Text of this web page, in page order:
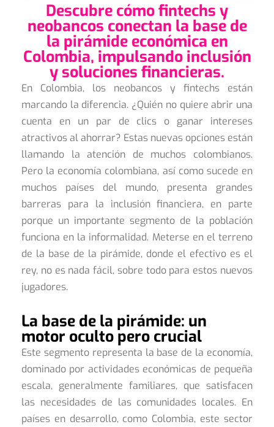
Descubre cómo fintechs y
neobancos conectan la base de
la pirámide económica en
Colombia, impulsando inclusión
y soluciones financieras.
En Colombia, los neobancos y fintechs están
marcando la diferencia. ¿Quién no quiere abrir una
cuenta en un par de clics o ganar intereses
atractivos al ahorrar? Estas nuevas opciones están
llamando la atención de muchos colombianos.
Pero la economía colombiana, así como sucede en
muchos países del mundo, presenta grandes
barreras para la inclusión financiera, en parte
porque un importante segmento de la población
funciona en la informalidad. Meterse en el terreno
de la base de la pirámide, donde el efectivo es el
rey, no es nada fácil, sobre todo para estos nuevos
jugadores.
La base de la pirámide: un
motor oculto pero crucial
Este segmento representa la base de la economía,
dominado por actividades económicas de pequeña
escala, generalmente familiares, que satisfacen
las necesidades de las comunidades locales. En
países en desarrollo, como Colombia, este sector